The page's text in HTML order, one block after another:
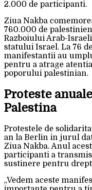
2.000 de participanti.
Ziua Nakba
760.000 de
Razboiului Arab-
statului Israel. La 76
manifestantii au
pentru a atrage
poporului palestinian.
Proteste
Palestina
Protestele de
an la Berlin in jurul
Ziua Nakba. Anul
participanti a
sustinere pentru
„Vedem aceste